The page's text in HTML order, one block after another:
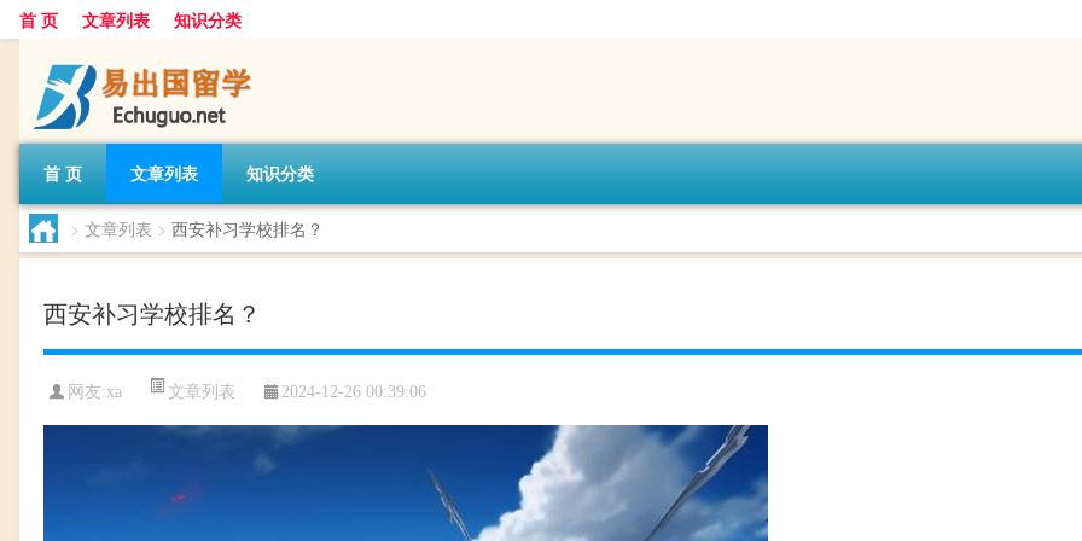
首 页 文章列表 知识分类
首 页 文章列表 知识分类
> 文章列表 > 西安补习学校排名？
西安补习学校排名？
网友:xa 文章列表 2024-12-26 00:39:06